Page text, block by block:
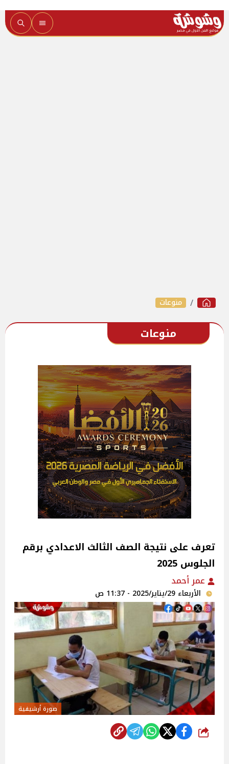
منوعات
منوعات
تعرف على نتيجة الصف الثالث الاعدادي برقم
الجلوس 2025
عمر أحمد
الأربعاء 29/يناير/2025 - 11:37 ص
صورة أرشيفية
شارك